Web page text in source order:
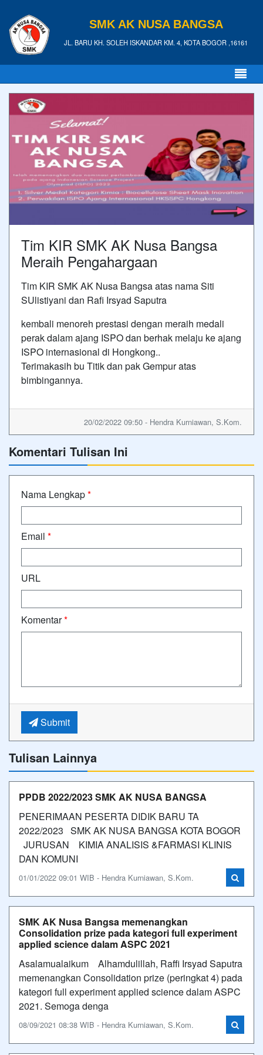
SMK AK NUSA BANGSA
JL. BARU KH. SOLEH ISKANDAR KM. 4, KOTA BOGOR ,16161
Tim KIR SMK AK Nusa Bangsa
Meraih Pengahargaan
Tim KIR SMK AK Nusa Bangsa atas nama Siti
SUlistiyani dan Rafi Irsyad Saputra
kembali menoreh prestasi dengan meraih medali
perak dalam ajang ISPO dan berhak melaju ke ajang
ISPO internasional di Hongkong..
Terimakasih bu Titik dan pak Gempur atas
bimbingannya.
20/02/2022 09:50 - Hendra Kurniawan, S.Kom.
Komentari Tulisan Ini
Nama Lengkap*
Email *
URL
Komentar*
Submit
Tulisan Lainnya
PPDB 2022/2023 SMK AK NUSA BANGSA
PENERIMAAN PESERTA DIDIK BARU TA
2022/2023 SMK AK NUSA BANGSA KOTA BOGOR
JURUSAN KIMIA ANALISIS &FARMASI KLINIS
DAN KOMUNI
01/01/2022 09:01 WIB - Hendra Kurniawan, S.Kom.
SMK AK Nusa Bangsa memenangkan
Consolidation prize pada kategori full experiment
applied science dalam ASPC 2021
Asalamualaikum Alhamdulillah, Raffi Irsyad Saputra
memenangkan Consolidation prize (peringkat 4) pada
kategori full experiment applied science dalam ASPC
2021. Semoga denga
08/09/2021 08:38 WIB - Hendra Kurniawan, S.Kom.